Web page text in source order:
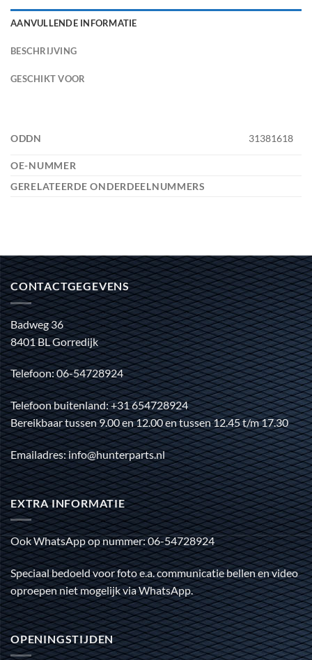
AANVULLENDE INFORMATIE
BESCHRIJVING
GESCHIKT VOOR
ODDN 31381618
OE-NUMMER
GERELATEERDE ONDERDEELNUMMERS
CONTACTGEGEVENS
Badweg 36
8401 BL Gorredijk
Telefoon: 06-54728924
Telefoon buitenland: +31 654728924
Bereikbaar tussen 9.00 en 12.00 en tussen 12.45 t/m 17.30
Emailadres: info@hunterparts.nl
EXTRA INFORMATIE
Ook WhatsApp op nummer: 06-54728924
Speciaal bedoeld voor foto e.a. communicatie bellen en video
oproepen niet mogelijk via WhatsApp.
OPENINGSTIJDEN